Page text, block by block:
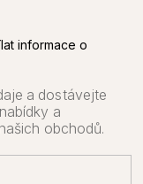
informace o